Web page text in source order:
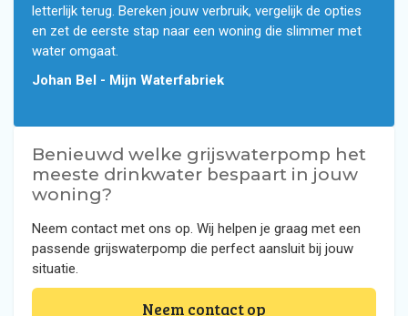
letterlijk terug. Bereken jouw verbruik, vergelijk de opties
en zet de eerste stap naar een woning die slimmer met
water omgaat.
Johan Bel - Mijn Waterfabriek
Benieuwd welke grijswaterpomp het
meeste drinkwater bespaart in jouw
woning?
Neem contact met ons op. Wij helpen je graag met een
passende grijswaterpomp die perfect aansluit bij jouw
situatie.
Neem contact op